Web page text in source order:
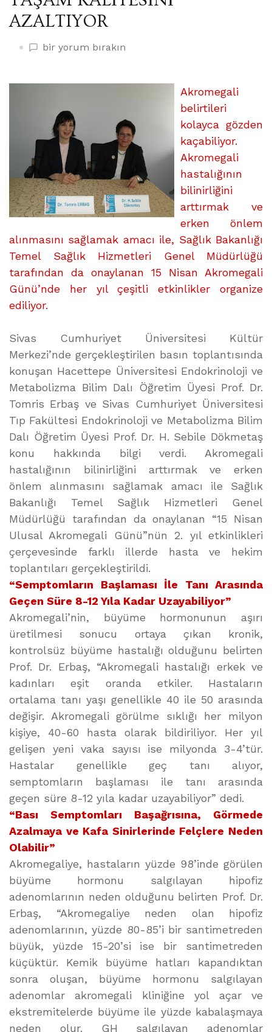
AZALTIYOR
AKROMEGALİ,
üzerine
bir yorum bırakın
Akromegali
belirtileri
kolayca gözden
kaçabiliyor.
Akromegali
hastalığının
bilinirliğini
arttırmak ve
erken önlem
alınmasını sağlamak amacı ile, Sağlık Bakanlığı
Temel Sağlık Hizmetleri Genel Müdürlüğü
tarafından da onaylanan 15 Nisan Akromegali
Günü’nde her yıl çeşitli etkinlikler organize
ediliyor.
Sivas Cumhuriyet Üniversitesi Kültür
Merkezi’nde gerçekleştirilen basın toplantısında
konuşan Hacettepe Üniversitesi Endokrinoloji ve
Metabolizma Bilim Dalı Öğretim Üyesi Prof. Dr.
Tomris Erbaş ve Sivas Cumhuriyet Üniversitesi
Tıp Fakültesi Endokrinoloji ve Metabolizma Bilim
Dalı Öğretim Üyesi Prof. Dr. H. Sebile Dökmetaş
konu hakkında bilgi verdi. Akromegali
hastalığının bilinirliğini arttırmak ve erken
önlem alınmasını sağlamak amacı ile Sağlık
Bakanlığı Temel Sağlık Hizmetleri Genel
Müdürlüğü tarafından da onaylanan “15 Nisan
Ulusal Akromegali Günü”nün 2. yıl etkinlikleri
çerçevesinde farklı illerde hasta ve hekim
toplantıları gerçekleştirildi.
“Semptomların Başlaması İle Tanı Arasında
Geçen Süre 8-12 Yıla Kadar Uzayabiliyor”
Akromegali’nin, büyüme hormonunun aşırı
üretilmesi sonucu ortaya çıkan kronik,
kontrolsüz büyüme hastalığı olduğunu belirten
Prof. Dr. Erbaş, “Akromegali hastalığı erkek ve
kadınları eşit oranda etkiler. Hastaların
ortalama tanı yaşı genellikle 40 ile 50 arasında
değişir. Akromegali görülme sıklığı her milyon
kişiye, 40-60 hasta olarak bildiriliyor. Her yıl
gelişen yeni vaka sayısı ise milyonda 3-4’tür.
Hastalar genellikle geç tanı alıyor,
semptomların başlaması ile tanı arasında
geçen süre 8-12 yıla kadar uzayabiliyor” dedi.
“Bası Semptomları Başağrısına, Görmede
Azalmaya ve Kafa Sinirlerinde Felçlere Neden
Olabilir”
Akromegaliye, hastaların yüzde 98’inde görülen
büyüme hormonu salgılayan hipofiz
adenomlarının neden olduğunu belirten Prof. Dr.
Erbaş, “Akromegaliye neden olan hipofiz
adenomlarının, yüzde 80-85’i bir santimetreden
büyük, yüzde 15-20’si ise bir santimetreden
küçüktür. Kemik büyüme hatları kapandıktan
sonra oluşan, büyüme hormonu salgılayan
adenomlar akromegali kliniğine yol açar ve
ekstremitelerde büyüme ile yüzde kabalaşmaya
neden olur. GH salgılayan adenomlar